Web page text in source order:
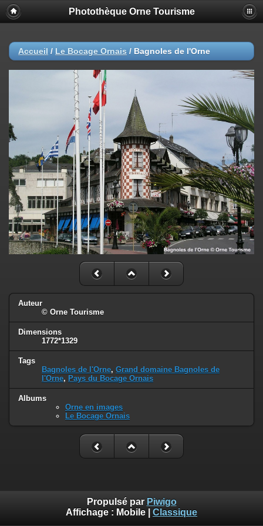
Photothèque Orne Tourisme
Accueil / Le Bocage Ornais / Bagnoles de l'Orne
Auteur
© Orne Tourisme
Dimensions
1772*1329
Tags
Bagnoles de l'Orne, Grand domaine Bagnoles de
l'Orne, Pays du Bocage Ornais
Albums
Orne en images
Le Bocage Ornais
Propulsé par Piwigo
Affichage : Mobile Classique